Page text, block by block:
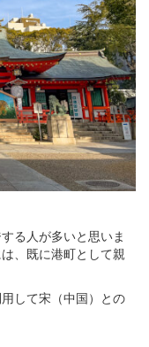
る人が多いと思いま
、既に港町として親
して宋（中国）との